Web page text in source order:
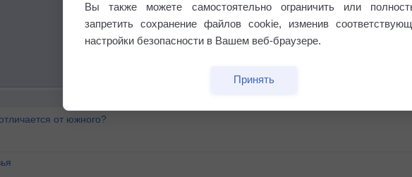
от южного?
Вы также можете самостоятельно ограничить или
запретить сохранение файлов cookie, изменив
настройки безопасности в Вашем веб-браузере.
Принять